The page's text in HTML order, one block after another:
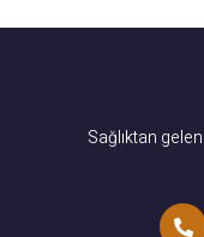
Sağlıktan